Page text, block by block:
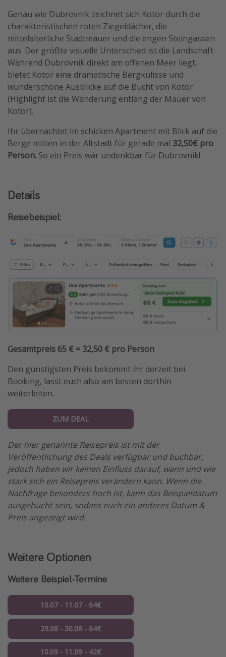
Genau wie Dubrovnik zeichnet sich Kotor durch die
charakteristischen roten Ziegeldächer, die
mittelalterliche Stadtmauer und die engen Steingassen
aus. Der größte visuelle Unterschied ist die Landschaft:
Während Dubrovnik direkt am offenen Meer liegt,
bietet Kotor eine dramatische Bergkulisse und
wunderschöne Ausblicke auf die Bucht von Kotor
(Highlight ist die Wanderung entlang der Mauer von
Kotor).
Ihr übernachtet im schicken Apartment mit Blick auf die
Berge mitten in der Altstadt für gerade mal 32,50€ pro
Person. So ein Preis wär undenkbar für Dubrovnik!
Details
Reisebeispiel:
Gesamtpreis 65 € = 32,50 € pro Person
Den günstigsten Preis bekommt ihr derzeit bei
Booking, lasst euch also am besten dorthin
weiterleiten.
ZUM DEAL
Der hier genannte Reisepreis ist mit der
Veröffentlichung des Deals verfügbar und buchbar,
jedoch haben wir keinen Einfluss darauf, wann und wie
stark sich ein Reisepreis verändern kann. Wenn die
Nachfrage besonders hoch ist, kann das Beispieldatum
ausgebucht sein, sodass euch ein anderes Datum &
Preis angezeigt wird.
Weitere Optionen
Weitere Beispiel-Termine
10.07 - 11.07 - 64€
29.08 - 30.08 - 64€
10.09 - 11.09 - 42€